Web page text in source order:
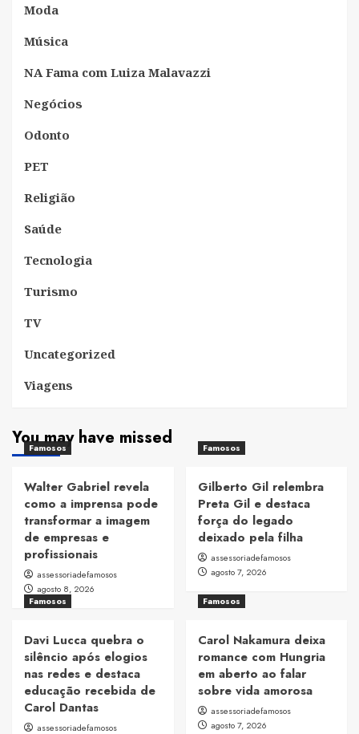
Moda
Música
NA Fama com Luiza Malavazzi
Negócios
Odonto
PET
Religião
Saúde
Tecnologia
Turismo
TV
Uncategorized
Viagens
You may have missed
Famosos
Walter Gabriel revela
como a imprensa pode
transformar a imagem
de empresas e
profissionais
assessoriadefamosos
agosto 8, 2026
Famosos
Gilberto Gil relembra
Preta Gil e destaca
força do legado
deixado pela filha
assessoriadefamosos
agosto 7, 2026
Famosos
Davi Lucca quebra o
silêncio após elogios
nas redes e destaca
educação recebida de
Carol Dantas
assessoriadefamosos
Famosos
Carol Nakamura deixa
romance com Hungria
em aberto ao falar
sobre vida amorosa
assessoriadefamosos
agosto 7, 2026